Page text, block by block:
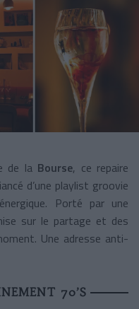
de la Bourse, ce repaire
d’une playlist groovie
. Porté par une
sur le partage et des
Une adresse anti-
70’S